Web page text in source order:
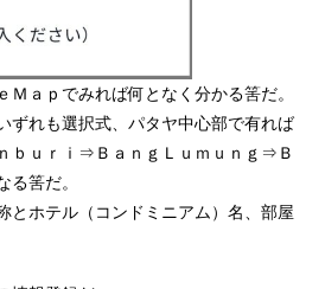
Ｍａｐでみれば何となく分かる筈だ。
ずれも選択式、パタヤ中心部で有れば
ｂｕｒｉ⇒ＢａｎｇＬｕｍｕｎｇ⇒Ｂ
る筈だ。
とホテル（コンドミニアム）名、部屋